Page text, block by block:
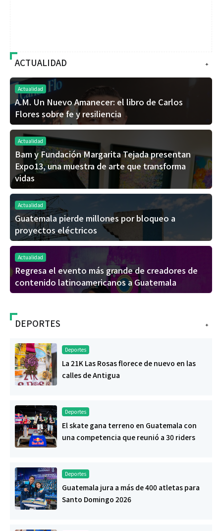
+
ACTUALIDAD
Actualidad
A.M. Un Nuevo Amanecer: el libro de Carlos
Flores sobre fe y resiliencia
Actualidad
Bam y Fundación Margarita Tejada presentan
Expo13, una muestra de arte que transforma
vidas
Actualidad
Guatemala pierde millones por bloqueo a
proyectos eléctricos
Actualidad
Regresa el evento más grande de creadores de
contenido latinoamericanos a Guatemala
+
DEPORTES
Deportes
La 21K Las Rosas florece de nuevo en las
calles de Antigua
Deportes
El skate gana terreno en Guatemala con
una competencia que reunió a 30 riders
Deportes
Guatemala jura a más de 400 atletas para
Santo Domingo 2026